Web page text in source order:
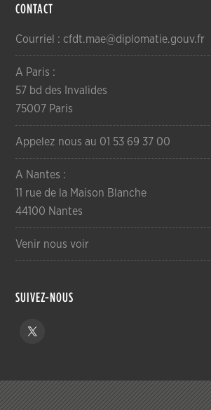
CONTACT
Courriel : cfdt.mae@diplomatie.gouv.fr
A Paris :
57 bd des Invalides
75007 Paris
Appelez nous au 01 53 69 37 00
A Nantes :
11 rue de la Maison Blanche
44100 Nantes
Venir nous voir
SUIVEZ-NOUS